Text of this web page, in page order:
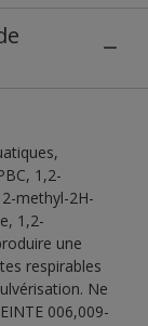
1,2-
methyl-2H-
1,2-
une
respirables
Ne
006,009-